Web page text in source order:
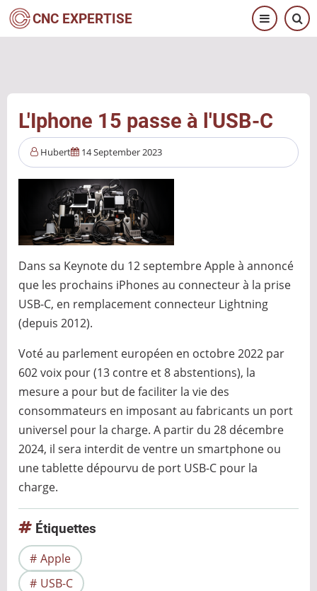
Aller
au
CNC EXPERTISE
L'Iphone 15 passe à l'USB-C
Hubert 14 September 2023
Dans sa Keynote du 12 septembre Apple à annoncé
que les prochains iPhones au connecteur à la prise
USB-C, en remplacement connecteur Lightning
(depuis 2012).
Voté au parlement européen en octobre 2022 par
602 voix pour (13 contre et 8 abstentions), la
mesure a pour but de faciliter la vie des
consommateurs en imposant au fabricants un port
universel pour la charge. A partir du 28 décembre
2024, il sera interdit de ventre un smartphone ou
une tablette dépourvu de port USB-C pour la
charge.
Étiquettes
Apple
USB-C